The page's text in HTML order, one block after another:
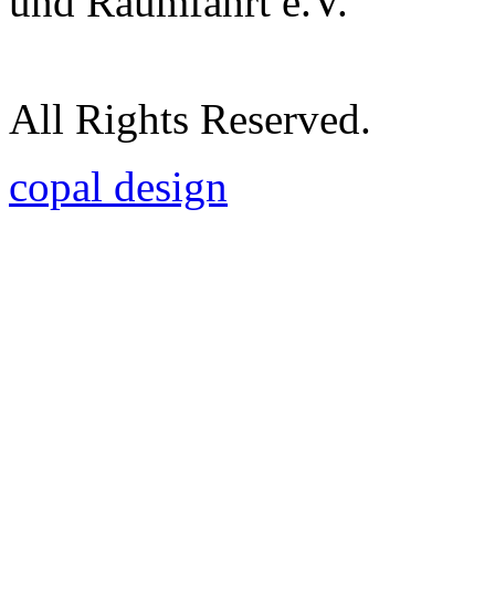
All Rights Reserved.
copal design